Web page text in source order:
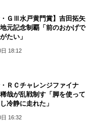
・ＧⅢ水戸黄門賞】吉田拓矢
元記念制覇「前のおかげで
たい」
18:12
・ＲＣチャレンジファイナ
哉が乱戦制す「脚を使って
冷静に走れた」
16:32